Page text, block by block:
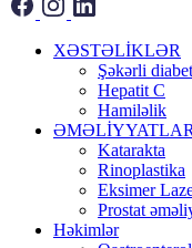
XƏSTƏLİKLƏR
Şəkərli diabet
Hepatit C
Hamiləlik
ƏMƏLİYYATLAR
Katarakta
Rinoplastika
Eksimer
Prostat
Həkimlər